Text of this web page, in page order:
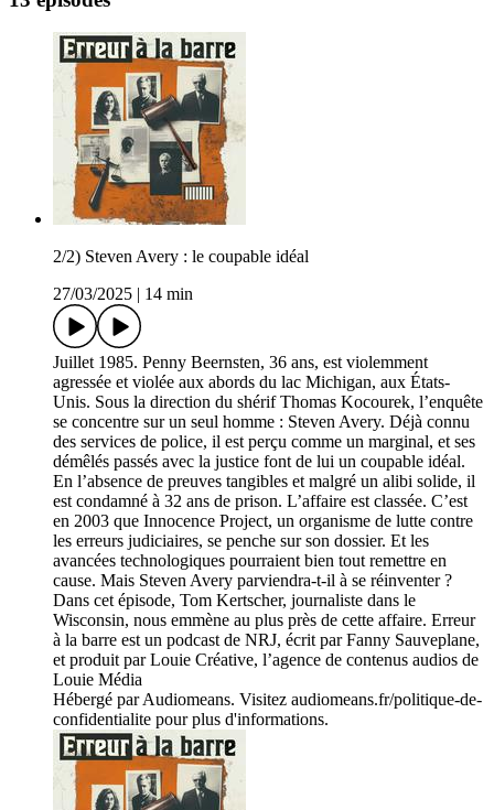
2/2) Steven Avery : le coupable idéal
27/03/2025
14 min
Juillet 1985. Penny Beernsten, 36 ans, est violemment
agressée et violée aux abords du lac Michigan, aux États-
Unis. Sous la direction du shérif Thomas Kocourek, l’enquête
se concentre sur un seul homme : Steven Avery. Déjà connu
des services de police, il est perçu comme un marginal, et ses
démêlés passés avec la justice font de lui un coupable idéal.
En l’absence de preuves tangibles et malgré un alibi solide, il
est condamné à 32 ans de prison. L’affaire est classée. C’est
en 2003 que Innocence Project, un organisme de lutte contre
les erreurs judiciaires, se penche sur son dossier. Et les
avancées technologiques pourraient bien tout remettre en
cause. Mais Steven Avery parviendra-t-il à se réinventer ?
Dans cet épisode, Tom Kertscher, journaliste dans le
Wisconsin, nous emmène au plus près de cette affaire. Erreur
à la barre est un podcast de NRJ, écrit par Fanny Sauveplane,
et produit par Louie Créative, l’agence de contenus audios de
Louie Média
Hébergé par Audiomeans. Visitez audiomeans.fr/politique-de-
confidentialite pour plus d'informations.